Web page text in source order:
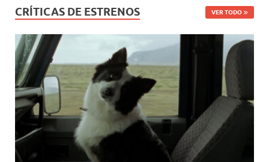
CRÍTICAS DE ESTRENOS VER TODO